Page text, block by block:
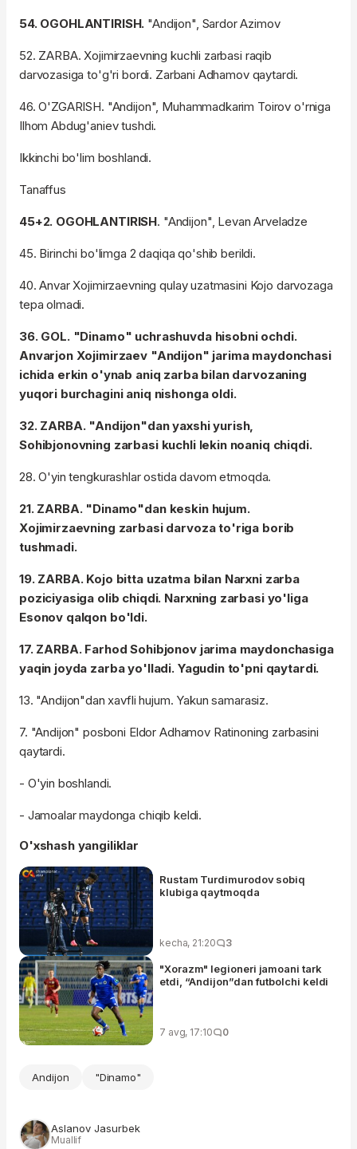
54. OGOHLANTIRISH. "Andijon", Sardor Azimov
52. ZARBA. Xojimirzaevning kuchli zarbasi raqib
darvozasiga to'g'ri bordi. Zarbani Adhamov qaytardi.
46. O'ZGARISH. "Andijon", Muhammadkarim Toirov o'rniga
Ilhom Abdug'aniev tushdi.
Ikkinchi bo'lim boshlandi.
Tanaffus
45+2. OGOHLANTIRISH. "Andijon", Levan Arveladze
45. Birinchi bo'limga 2 daqiqa qo'shib berildi.
40. Anvar Xojimirzaevning qulay uzatmasini Kojo darvozaga
tepa olmadi.
36. GOL. "Dinamo" uchrashuvda hisobni ochdi.
Anvarjon Xojimirzaev "Andijon" jarima maydonchasi
ichida erkin o'ynab aniq zarba bilan darvozaning
yuqori burchagini aniq nishonga oldi.
32. ZARBA. "Andijon"dan yaxshi yurish,
Sohibjonovning zarbasi kuchli lekin noaniq chiqdi.
28. O'yin tengkurashlar ostida davom etmoqda.
21. ZARBA. "Dinamo"dan keskin hujum.
Xojimirzaevning zarbasi darvoza to'riga borib
tushmadi.
19. ZARBA. Kojo bitta uzatma bilan Narxni zarba
poziciyasiga olib chiqdi. Narxning zarbasi yo'liga
Esonov qalqon bo'ldi.
17. ZARBA. Farhod Sohibjonov jarima maydonchasiga
yaqin joyda zarba yo'lladi. Yagudin to'pni qaytardi.
13. "Andijon"dan xavfli hujum. Yakun samarasiz.
7. "Andijon" posboni Eldor Adhamov Ratinoning zarbasini
qaytardi.
- O'yin boshlandi.
- Jamoalar maydonga chiqib keldi.
O'xshash yangiliklar
Rustam Turdimurodov sobiq
klubiga qaytmoqda
kecha, 21:20 3
"Xorazm" legioneri jamoani tark
etdi, “Andijon”dan futbolchi keldi
7 avg, 17:10 0
Andijon "Dinamo"
Aslanov Jasurbek
Muallif